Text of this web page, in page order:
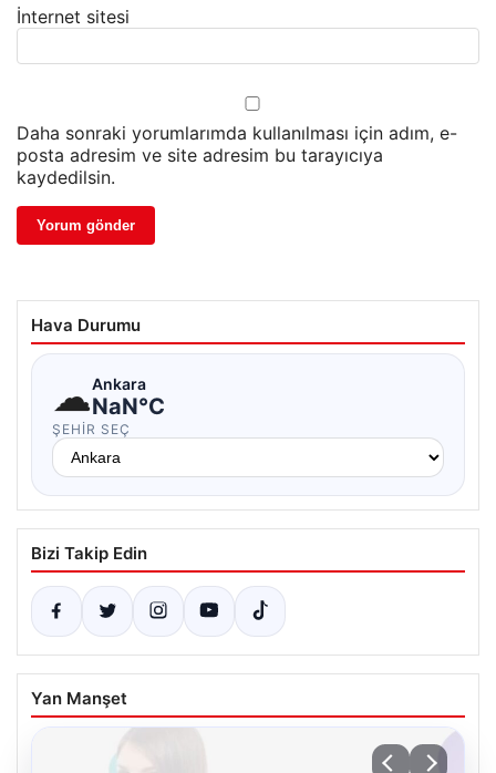
İnternet sitesi
Daha sonraki yorumlarımda kullanılması için adım, e-
posta adresim ve site adresim bu tarayıcıya
kaydedilsin.
Hava Durumu
☁Ankara
NaN°C
ŞEHIR SEÇ
Bizi Takip Edin
Yan Manşet